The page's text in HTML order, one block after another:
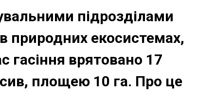
підрозділами
природних екосистемах,
гасіння врятовано 17
площею 10 га. Про це